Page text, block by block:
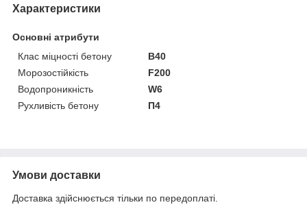
Характеристики
Основні атрибути
Клас міцності бетону
В40
Морозостійкість
F200
Водопроникність
W6
Рухливість бетону
П4
Умови доставки
Доставка здійснюється тільки по передоплаті.